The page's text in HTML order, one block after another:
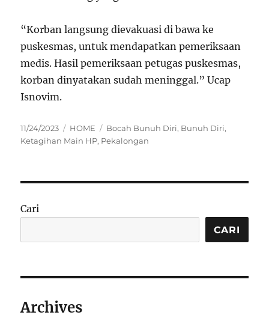
“Korban langsung dievakuasi di bawa ke
puskesmas, untuk mendapatkan pemeriksaan
medis. Hasil pemeriksaan petugas puskesmas,
korban dinyatakan sudah meninggal.” Ucap
Isnovim.
Posted
on
11/24/2023 Categories
HOME Tags
Bocah Bunuh Diri, Bunuh Diri,
Ketagihan Main HP, Pekalongan
Cari
CARI
Archives